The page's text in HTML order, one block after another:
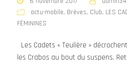
actu-mobile, Brèves, Club, LES
FÉMININES
Les Cadets « Teulière »
les Crabos au bout du suspens.